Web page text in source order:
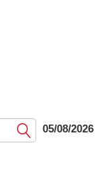
Submit05/08/2026